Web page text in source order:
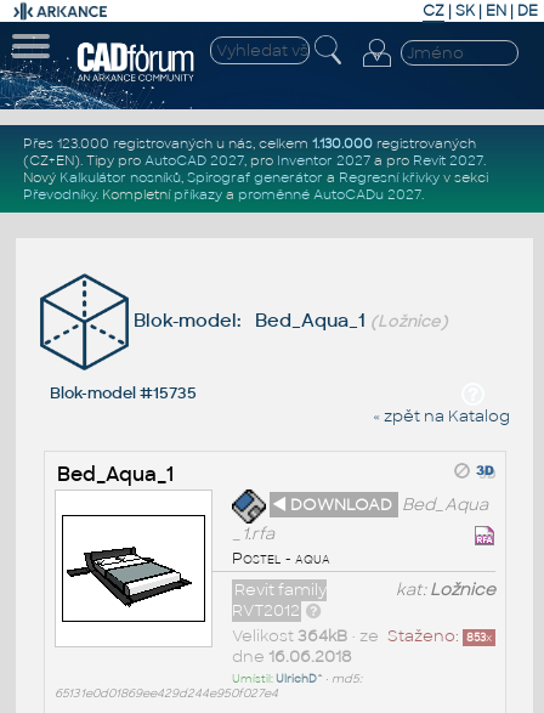
CZ | SK| EN | DE
Přes 123.000 registrovaných u nás, celkem 1.130.000registrovaných
(CZ+EN). Tipy pro AutoCAD 2027, pro Inventor 2027a pro Revit 2027.
Nový Kalkulátor nosníků, Spirograf generátor a Regresní křivkyv sekci
Převodníky. Kompletní příkazya proměnné AutoCADu 2027.
Blok-model: Bed_Aqua_1 (Ložnice)
Blok-model #15735
« zpět na Katalog
Bed_Aqua_1
◄ DOWNLOAD Bed_Aqua
_1.rfa
Postel - aqua
kat:Ložnice
Revit family
RVT2012
Staženo: 853x
Velikost364kB• ze
dne 16.06.2018
Umístil:UlrichD^ • md5:
65131e0d01869ee429d244e950f027e4